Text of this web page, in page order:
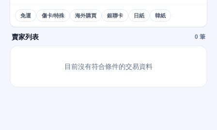
免運 傷卡/特殊 海外購買 銀聯卡 日紙 韓紙
賣家列表 0 筆
目前沒有符合條件的交易資料